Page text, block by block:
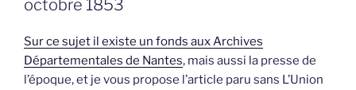
octobre 1853
Sur ce sujet il existe un fonds aux Archives
Départementales de Nantes, mais aussi la presse de
l’époque, et je vous propose l’article paru sans L’Union